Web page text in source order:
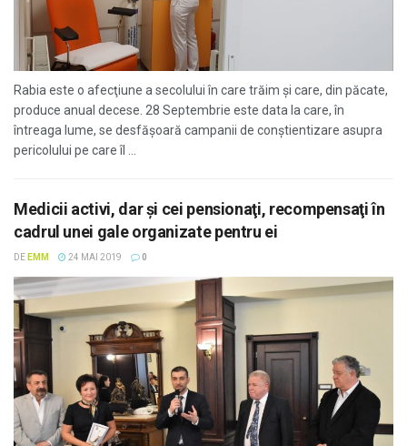
Rabia este o afecţiune a secolului în care trăim şi care, din păcate,
produce anual decese. 28 Septembrie este data la care, în
întreaga lume, se desfăşoară campanii de conștientizare asupra
pericolului pe care îl ...
Medicii activi, dar şi cei pensionaţi, recompensaţi în
cadrul unei gale organizate pentru ei
DE EMM 24 MAI 2019 0